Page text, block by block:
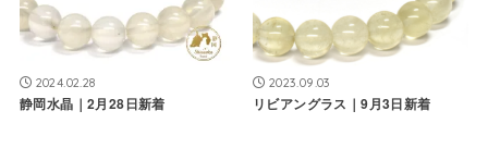
2024.02.28
静岡水晶｜2月28日新着
2023.09.03
リビアングラス｜9月3日新着